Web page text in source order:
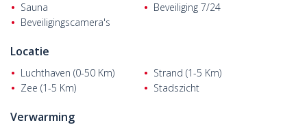
Sauna
Beveiliging 7/24
Beveiligingscamera's
Locatie
Luchthaven (0-50 Km)
Strand (1-5 Km)
Zee (1-5 Km)
Stadszicht
Verwarming